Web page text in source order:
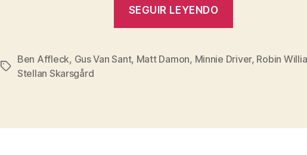
SEGUIR LEYENDO
Hunting
Etiquetas
Ben Affleck, Gus Van Sant, Matt Damon, Minnie Driver, Robin
Stellan Skarsgård